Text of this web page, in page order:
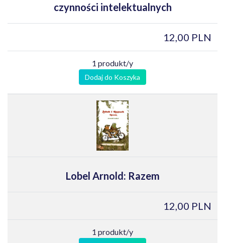
czynności intelektualnych
12,00 PLN
1 produkt/y
Dodaj do Koszyka
Lobel Arnold: Razem
12,00 PLN
1 produkt/y